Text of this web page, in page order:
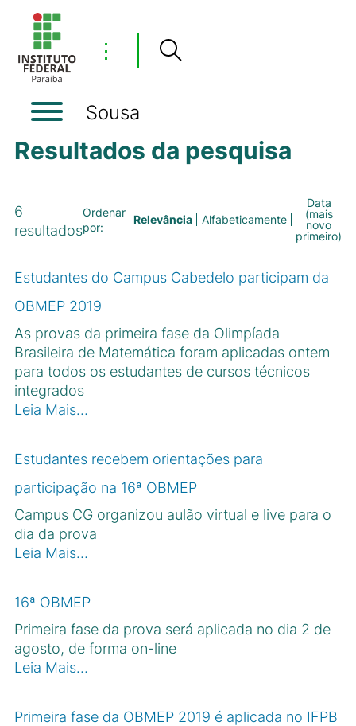
⋮
Sousa
Resultados da pesquisa
6
resultados
Ordenar
por:
Relevância Alfabeticamente
Data
(mais
novo
primeiro)
Estudantes do Campus Cabedelo participam da
OBMEP 2019
As provas da primeira fase da Olimpíada
Brasileira de Matemática foram aplicadas ontem
para todos os estudantes de cursos técnicos
integrados
Leia Mais…
Estudantes recebem orientações para
participação na 16ª OBMEP
Campus CG organizou aulão virtual e live para o
dia da prova
Leia Mais…
16ª OBMEP
Primeira fase da prova será aplicada no dia 2 de
agosto, de forma on-line
Leia Mais…
Primeira fase da OBMEP 2019 é aplicada no IFPB